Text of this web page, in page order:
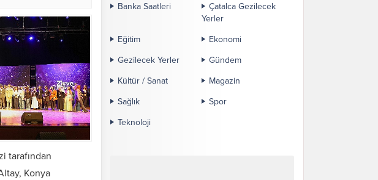
tarafından
Konya
Banka Saatleri
Çatalca Gezilecek
Yerler
Eğitim
Ekonomi
Gezilecek Yerler
Gündem
Kültür / Sanat
Magazin
Sağlık
Spor
Teknoloji